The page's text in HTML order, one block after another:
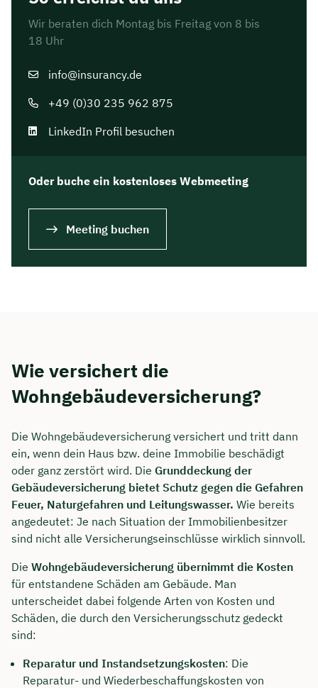
Wir beraten dich Montag bis Freitag von 8 bis
18 Uhr
info@insurancy.de
+49 (0)30 235 962 875
LinkedIn Profil besuchen
Oder buche ein kostenloses Webmeeting
Meeting buchen
Wie versichert die
Wohngebäudeversicherung?
Die Wohngebäudeversicherung versichert und tritt dann
ein, wenn dein Haus bzw. deine Immobilie beschädigt
oder ganz zerstört wird. Die Grunddeckung der
Gebäudeversicherung bietet Schutz gegen die Gefahren
Feuer, Naturgefahren und Leitungswasser. Wie bereits
angedeutet: Je nach Situation der Immobilienbesitzer
sind nicht alle Versicherungseinschlüsse wirklich sinnvoll.
Die Wohngebäudeversicherung übernimmt die Kosten
für entstandene Schäden am Gebäude. Man
unterscheidet dabei folgende Arten von Kosten und
Schäden, die durch den Versicherungsschutz gedeckt
sind:
Reparatur und Instandsetzungskosten: Die
Reparatur- und Wiederbeschaffungskosten von
Dauer: ca. 30 Minuten
🗓️ Wählen Sie jetzt Ihren Wunschtermin: